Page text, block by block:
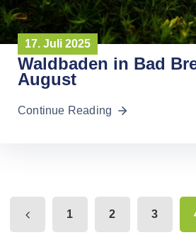
17. Juli 2025
Waldbaden in Bad
August
Continue Reading
1 2 3